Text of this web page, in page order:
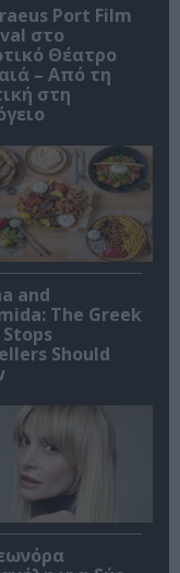
Port Film
στο
Θέατρο
– Από τη
στη
and
The Greek
Stops
Should